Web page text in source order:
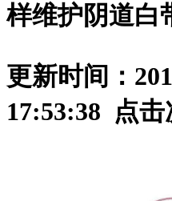
样维护阴道白
更新时间：
17:53:38 点击